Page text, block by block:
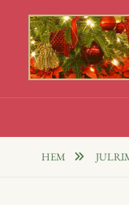
innehåll
Julrim
HEM